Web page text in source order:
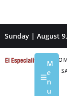
Sunday | August
M
e
n
u